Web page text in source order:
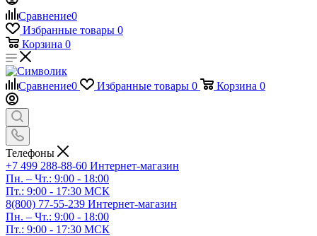
Сравнение0
Избранные товары 0
Корзина 0
Сравнение0 Избранные товары 0 Корзина 0
Телефоны
+7 499 288-88-60 Интернет-магазин
Пн. – Чт.: 9:00 - 18:00
Пт.: 9:00 - 17:30 МСК
8(800) 77-55-239 Интернет-магазин
Пн. – Чт.: 9:00 - 18:00
Пт.: 9:00 - 17:30 МСК